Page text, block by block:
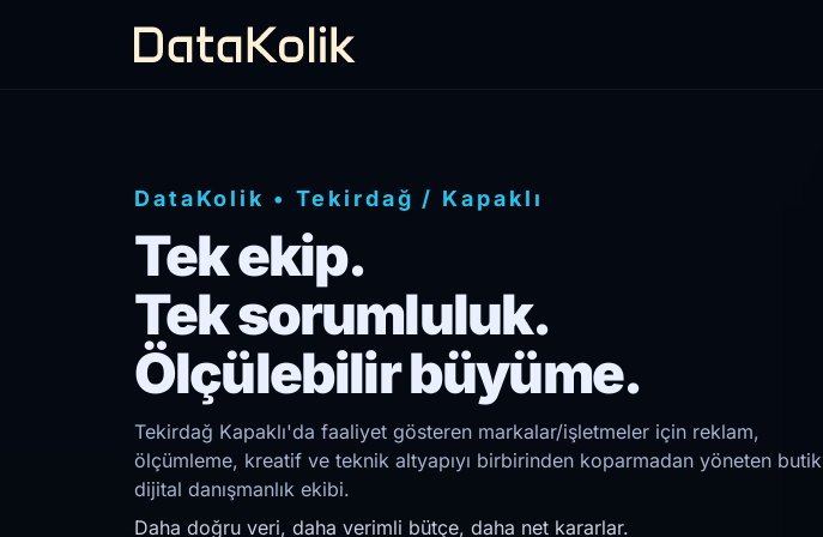
DataKolik • Tekirdağ / Kapaklı
Tek ekip.
Tek sorumluluk.
Ölçülebilir büyüme.
Tekirdağ Kapaklı'da faaliyet gösteren markalar/işletmeler için reklam,
ölçümleme, kreatif ve teknik altyapıyı birbirinden koparmadan yöneten butik
dijital danışmanlık ekibi.
Daha doğru veri, daha verimli bütçe, daha net kararlar.